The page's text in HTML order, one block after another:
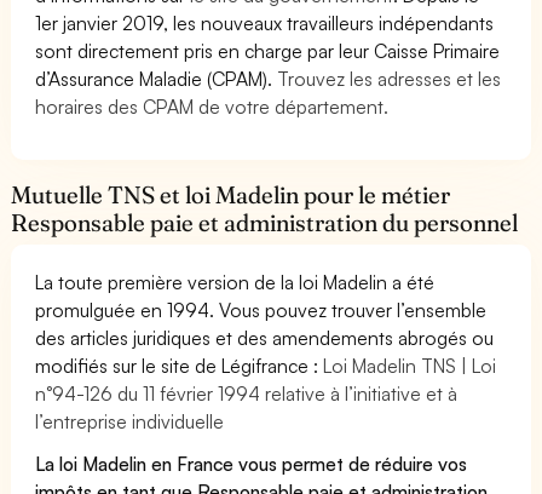
1er janvier 2019, les nouveaux travailleurs indépendants
sont directement pris en charge par leur Caisse Primaire
d’Assurance Maladie (CPAM). Trouvez les adresses et les
horaires des CPAM de votre département.
Mutuelle TNS et loi Madelin pour le métier
Responsable paie et administration du personnel
La toute première version de la loi Madelin a été
promulguée en 1994. Vous pouvez trouver l’ensemble
des articles juridiques et des amendements abrogés ou
modifiés sur le site de Légifrance :Loi Madelin TNS | Loi
n°94-126 du 11 février 1994 relative à l’initiative et à
l’entreprise individuelle
La loi Madelin en France vous permet de réduire vos